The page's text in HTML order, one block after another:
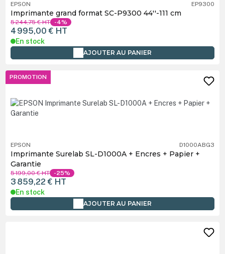
EPSON EP9300
Imprimante grand format SC-P9300 44''-111 cm
5 244,75 €HT -4%
4 995,00 € HT
En stock
AJOUTER AU PANIER
PROMOTION
EPSON D1000ABG3
Imprimante Surelab SL-D1000A + Encres + Papier +
Garantie
5 199,00 €HT -25%
3 859,22 € HT
En stock
AJOUTER AU PANIER